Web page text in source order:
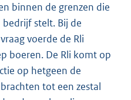
binnen de grenzen die
stelt. Bij de
voerde de Rli
boeren. De Rli komt op
op hetgeen de
tot een zestal